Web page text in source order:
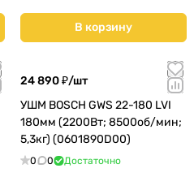
В корзину
24 890 ₽/шт
УШМ BOSCH GWS 22-180 LVI
180мм (2200Вт; 8500об/мин;
5,3кг) (0601890D00)
0 0 Достаточно